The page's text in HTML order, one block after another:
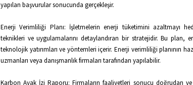
yapılan başvurular sonucunda gerçekleşir.
Enerji Verimliliği Planı: İşletmelerin enerji tüketimini azaltmayı
teknikleri ve uygulamalarını detaylandıran bir stratejidir. Bu plan,
teknolojik yatırımları ve yöntemleri içerir. Enerji verimliliği planının
uzmanları veya danışmanlık firmaları tarafından yapılabilir.
Karbon Ayak İzi Raporu: Firmaların faaliyetleri sonucu doğrudan